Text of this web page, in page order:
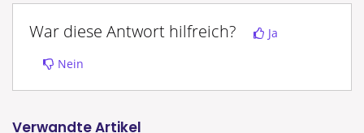
War diese Antwort hilfreich?
Ja
Nein
Verwandte Artikel